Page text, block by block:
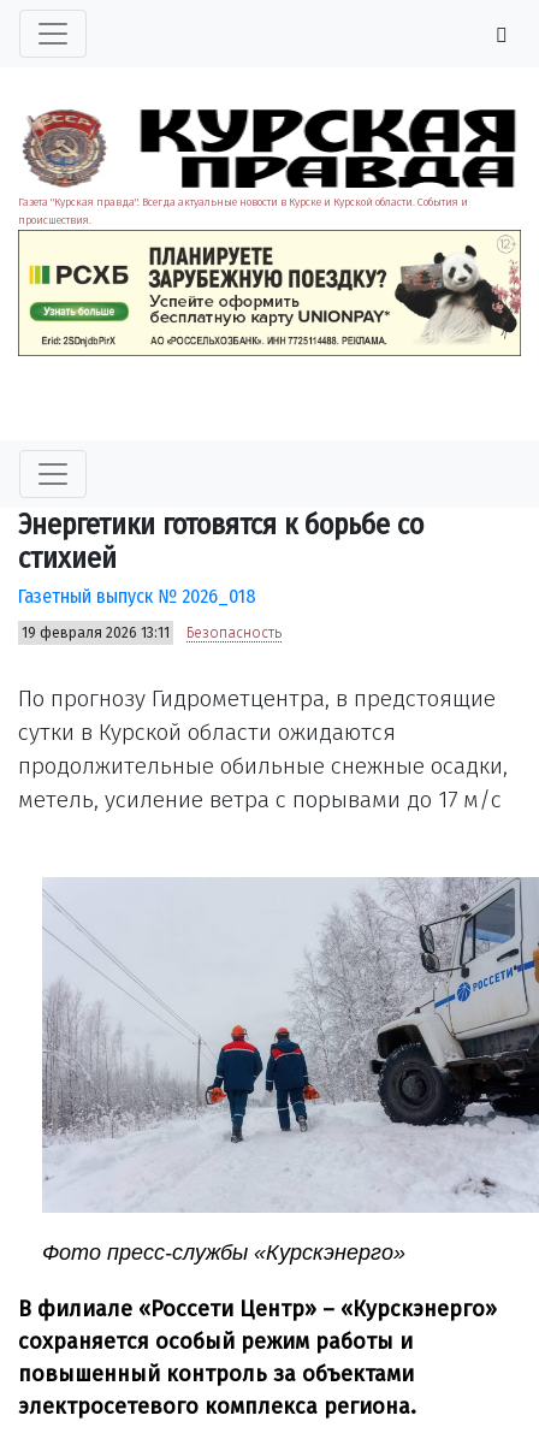
Газета "Курская правда". Всегда актуальные новости в Курске и Курской области. События и
происшествия.
Энергетики готовятся к борьбе со
стихией
Газетный выпуск № 2026_018
19 февраля 2026 13:11 Безопасность
По прогнозу Гидрометцентра, в предстоящие
сутки в Курской области ожидаются
продолжительные обильные снежные осадки,
метель, усиление ветра с порывами до 17 м/с
Фото пресс-службы «Курскэнерго»
В филиале «Россети Центр» – «Курскэнерго»
сохраняется особый режим работы и
повышенный контроль за объектами
электросетевого комплекса региона.